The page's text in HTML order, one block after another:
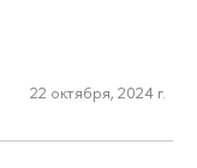
22 октября, 2024 г.